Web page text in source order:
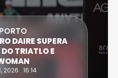
“UM
DA CIDADE
2026 . 20:00